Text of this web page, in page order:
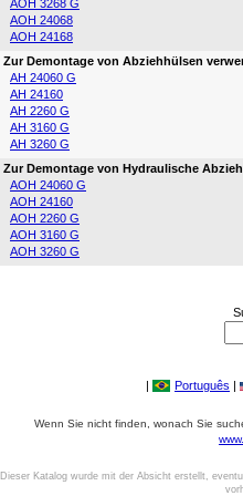
AOH 3268 G
AOH 24068
AOH 24168
Zur Demontage von Abziehhülsen
AH 24060 G
AH 24160
AH 2260 G
AH 3160 G
AH 3260 G
Zur Demontage von Hydraulische
AOH 24060 G
AOH 24160
AOH 2260 G
AOH 3160 G
AOH 3260 G
| Português |
Wenn Sie nicht finden, wonach Sie
Dieser Katalog wurde mit der Absicht erstellt,